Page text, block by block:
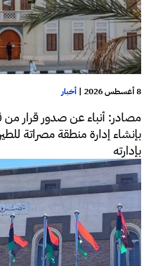
8 أغسطس 2026 | أخبار
مصادر: أنباء عن صدور قرار من
بإنشاء إدارة منطقة مصراتة
بإدارته